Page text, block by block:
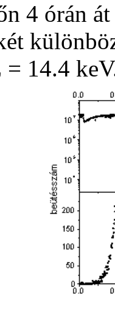
4 órán
= 14.4